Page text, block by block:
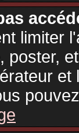
limiter
poster,